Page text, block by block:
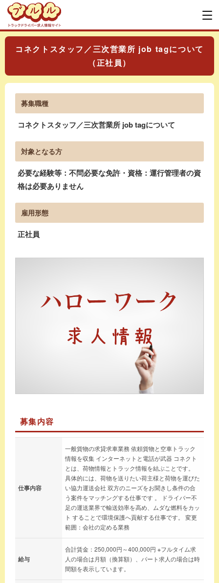
コネクトスタッフ／三次営業所 job tagについて
（正社員）
募集職種
コネクトスタッフ／三次営業所 job tagについて
対象となる方
必要な経験等：不問必要な免許・資格：運行管理者の資
格は必要ありません
雇用形態
正社員
募集内容
仕事内容
一般貨物の求貸求車業務 依頼貨物と空車トラック
情報を収集 インターネットと電話が武器 コネクト
とは、荷物情報とトラック情報を結ぶことです。
具体的には、荷物を送りたい荷主様と荷物を運びた
い協力運送会社 双方のニーズをお聞きし条件の合
う案件をマッチングする仕事です 。 ドライバー不
足の運送業界で輸送効率を高め、ムダな燃料をカッ
ト することで環境保護へ貢献する仕事です。 変更
範囲：会社の定める業務
給与
合計賃金：250,000円～400,000円 ※フルタイム求
人の場合は月額（換算額）、パート求人の場合は時
間額を表示しています。